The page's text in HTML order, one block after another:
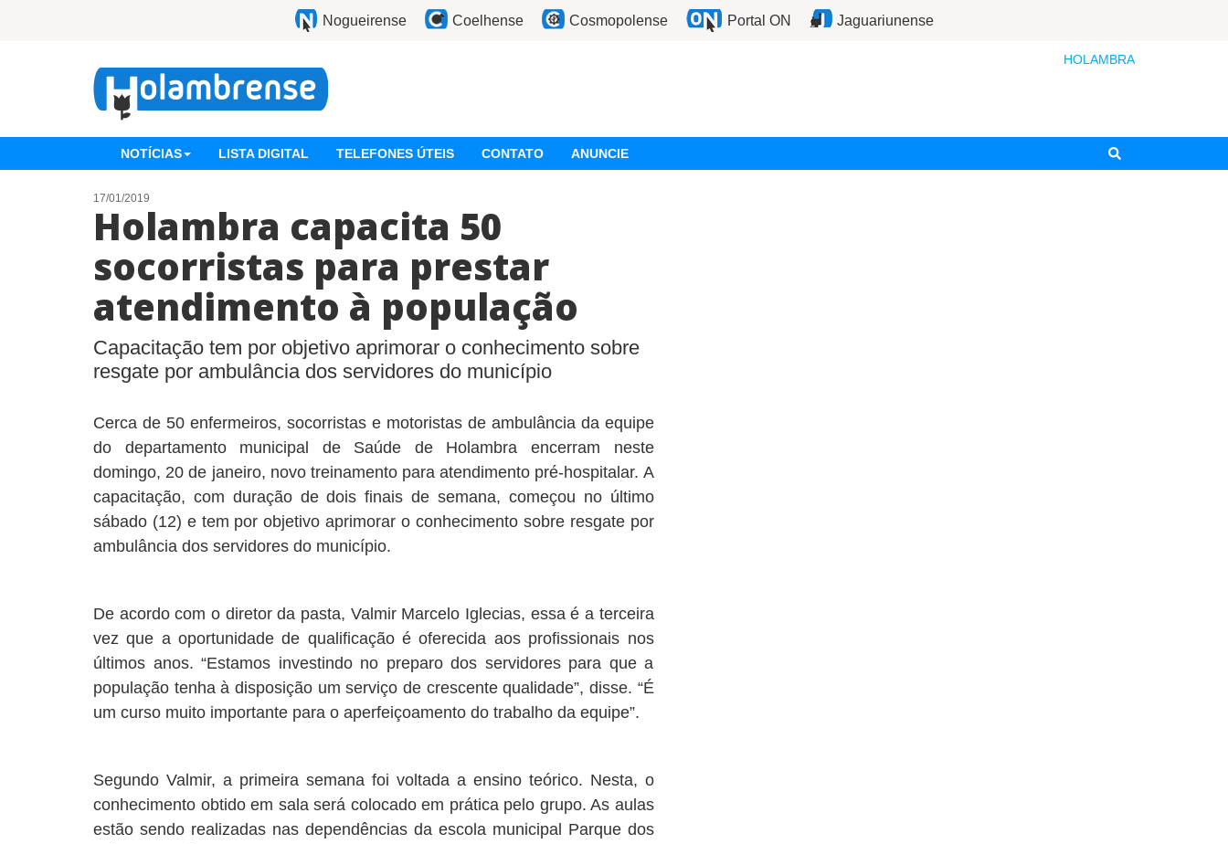
Nogueirense Coelhense Cosmopolense Portal ON Jaguariunense
HOLAMBRA
NOTÍCIAS LISTA DIGITAL TELEFONES ÚTEIS CONTATO ANUNCIE
17/01/2019
Holambra capacita 50
socorristas para prestar
atendimento à população
Capacitação tem por objetivo aprimorar o conhecimento sobre
resgate por ambulância dos servidores do município
Cerca de 50 enfermeiros, socorristas e motoristas de ambulância da equipe
do departamento municipal de Saúde de Holambra encerram neste
domingo, 20 de janeiro, novo treinamento para atendimento pré-hospitalar. A
capacitação, com duração de dois finais de semana, começou no último
sábado (12) e tem por objetivo aprimorar o conhecimento sobre resgate por
ambulância dos servidores do município.
De acordo com o diretor da pasta, Valmir Marcelo Iglecias, essa é a terceira
vez que a oportunidade de qualificação é oferecida aos profissionais nos
últimos anos. “Estamos investindo no preparo dos servidores para que a
população tenha à disposição um serviço de crescente qualidade”, disse. “É
um curso muito importante para o aperfeiçoamento do trabalho da equipe”.
Segundo Valmir, a primeira semana foi voltada a ensino teórico. Nesta, o
conhecimento obtido em sala será colocado em prática pelo grupo. As aulas
estão sendo realizadas nas dependências da escola municipal Parque dos